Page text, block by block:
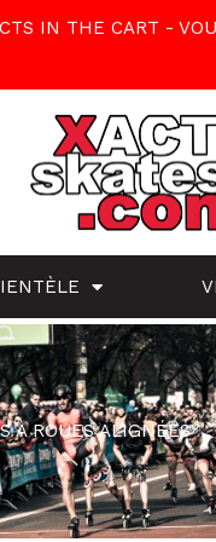
IN THE CART -
À ROUES ALIGNÉES